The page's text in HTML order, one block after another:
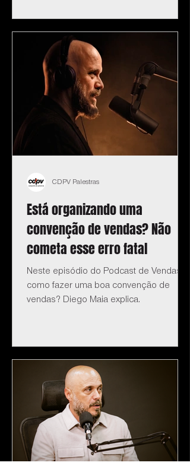
Está organizando uma
convenção de vendas? Não
cometa esse erro fatal
Neste episódio do Podcast de Vendas:
como fazer uma boa convenção de
vendas? Diego Maia explica.
CDPV Palestras